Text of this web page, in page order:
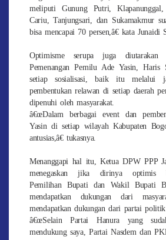
meliputi Gunung Putri, Klapanunggal,
Cariu, Tanjungsari, dan Sukamakmur
bisa mencapai 70 persen,â€ kata Junaidi
Optimisme serupa juga
Pemenangan Pemilu Ade Yasin, Haris
setiap sosialisasi, baik itu melalui
pembentukan relawan di setiap daerah
dipenuhi oleh masyarakat.
â€œDalam berbagai event dan
Yasin di setiap wilayah Kabupaten
antusias,â€ tukasnya.
Menanggapi hal itu, Ketua DPW PPP
menegaskan jika dirinya optimis
Pemilihan Bupati dan Wakil Bupati
mendapatkan dukungan dari
mendapatkan dukungan dari partai
â€œSelain Partai Hanura yang
mendukung saya, Partai Nasdem dan